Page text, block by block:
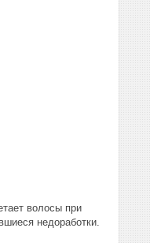
волосы при
недоработки.